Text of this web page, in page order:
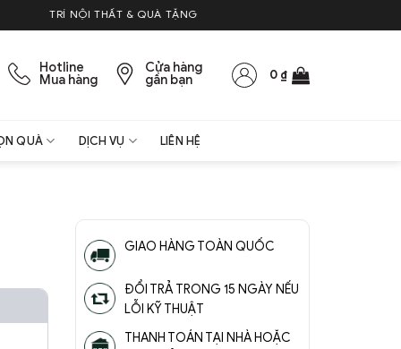
NỘI THẤT & QUÀ TẶNG
Hotline
Mua hàng
Cửa hàng
gần bạn 0 ₫
QUÀ DỊCH VỤ LIÊN HỆ
GIAO HÀNG TOÀN QUỐC
ĐỔI TRẢ TRONG 15 NGÀY NẾU
LỖI KỸ THUẬT
THANH TOÁN TẠI NHÀ HOẶC